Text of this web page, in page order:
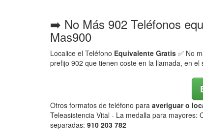
➡️ No Más 902 Teléfonos
Mas900
Localice el Teléfono Equivalente Gratis ✅ No
prefijo 902 que tienen coste en la llamada, en
Otros formatos de teléfono para averiguar o
Teleasistencia Vital - La medalla para mayores:
separadas: 910 203 782